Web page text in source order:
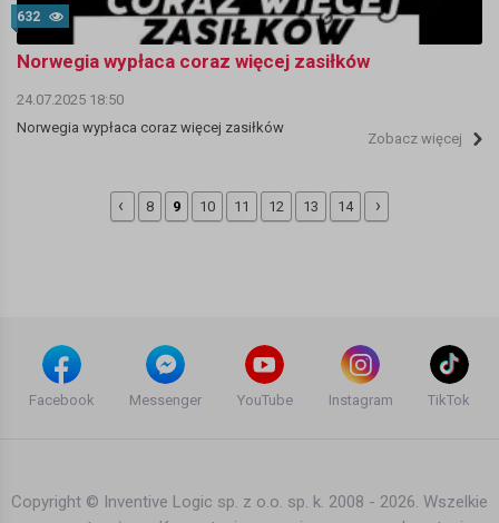
632
Norwegia wypłaca coraz więcej zasiłków
24.07.2025 18:50
Norwegia wypłaca coraz więcej zasiłków
Zobacz więcej
‹ 8 9 10 11 12 13 14 ›
Facebook Messenger YouTube Instagram TikTok
Copyright © Inventive Logic sp. z o.o. sp. k. 2008 - 2026. Wszelkie